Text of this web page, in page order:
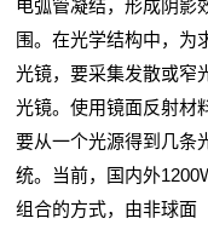
电弧管凝结，形成阴影
围。在光学结构中，为
光镜，要采集发散或窄
光镜。使用镜面反射材
要从一个光源得到几条
统。当前，国内外
组合的方式，由非球面